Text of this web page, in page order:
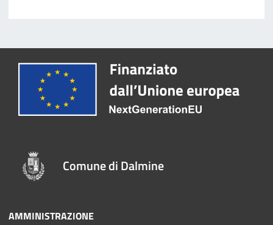
Comune di Dalmine
AMMINISTRAZIONE